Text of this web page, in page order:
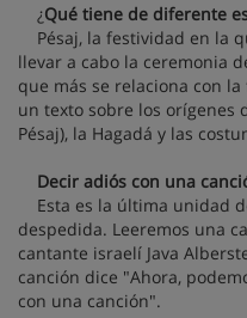
¿Qué tiene de diferente
Pésaj, la festividad en la
llevar a cabo la ceremonia
que más se relaciona con
un texto sobre los orígenes
Pésaj), la Hagadá y las
Decir adiós con una
Esta es la última unidad
despedida. Leeremos una
cantante israelí Java
canción dice "Ahora,
con una canción".